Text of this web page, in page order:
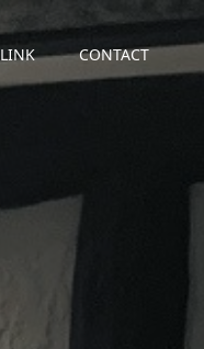
LINK CONTACT